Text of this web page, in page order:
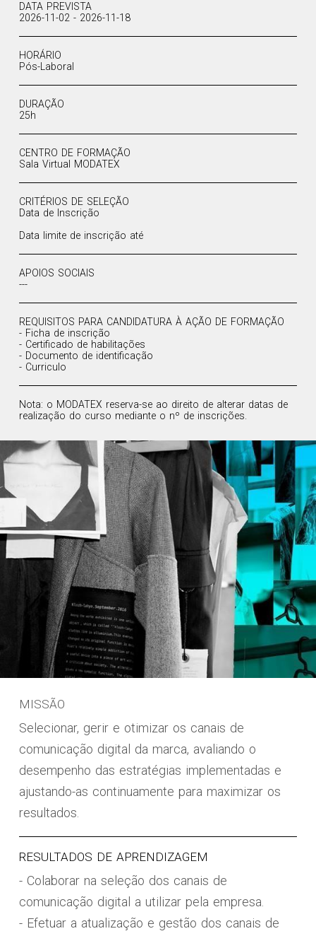
DATA PREVISTA
2026-11-02 - 2026-11-18
HORÁRIO
Pós-Laboral
DURAÇÃO
25h
CENTRO DE FORMAÇÃO
Sala Virtual MODATEX
CRITÉRIOS DE SELEÇÃO
Data de Inscrição
Data limite de inscrição até
APOIOS SOCIAIS
---
REQUISITOS PARA CANDIDATURA À AÇÃO DE FORMAÇÃO
- Ficha de inscrição
- Certificado de habilitações
- Documento de identificação
- Curriculo
Nota: o MODATEX reserva-se ao direito de alterar datas de
realização do curso mediante o nº de inscrições.
MISSÃO
Selecionar, gerir e otimizar os canais de
comunicação digital da marca, avaliando o
desempenho das estratégias implementadas e
ajustando-as continuamente para maximizar os
resultados.
RESULTADOS DE APRENDIZAGEM
- Colaborar na seleção dos canais de
comunicação digital a utilizar pela empresa.
- Efetuar a atualização e gestão dos canais de